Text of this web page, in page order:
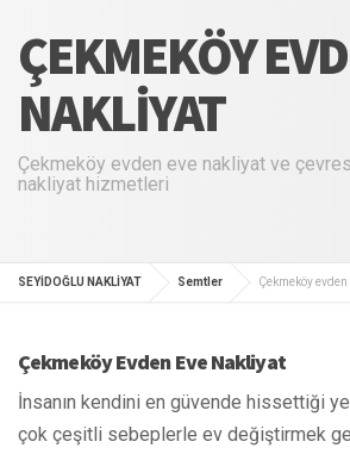
ÇEKMEKÖY
NAKLIYAT
Çekmeköy evden eve nakliyat ve
nakliyat hizmetleri
SEYİDOĞLU NAKLİYAT Semtler Çekmeköy
Çekmeköy Evden Eve Nakliyat
İnsanın kendini en güvende hissettiği
çok çeşitli sebeplerle ev değiştirmek